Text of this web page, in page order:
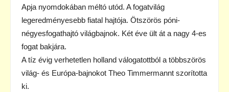
Apja nyomdokában méltó utód. A fogatvilág
legeredményesebb fiatal hajtója. Ötszörös póni-
négyesfogathajtó világbajnok. Két éve ült át a nagy 4-es
fogat bakjára.
A tíz évig verhetetlen holland válogatottból a többszörös
világ- és Európa-bajnokot Theo Timmermannt szorította
ki.